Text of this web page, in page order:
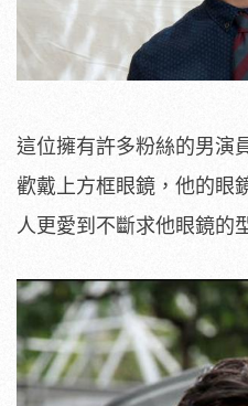
這位擁有許多粉絲的男演
歡戴上方框眼鏡，他的眼
人更愛到不斷求他眼鏡的